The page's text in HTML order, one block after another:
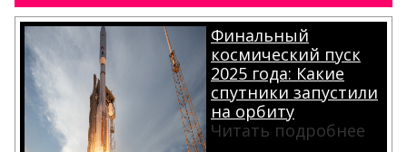
Финальный
космический пуск
2025 года: Какие
спутники запустили
на орбиту
Читать подробнее